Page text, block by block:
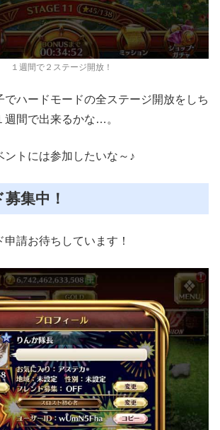
１週間で２ステージ開放！
でハードモードの全ステージ開放をしち
週間で出来るかな…。
ントには参加したいな～♪
集中！
請お待ちしています！